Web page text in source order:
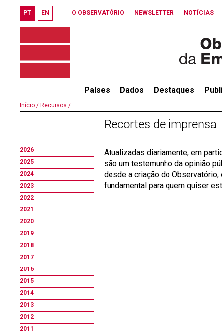
PT EN O OBSERVATÓRIO NEWSLETTER NOTÍCIAS
Países Dados Destaques
Início / Recursos /
Recortes de imprensa
2026
2025
2024
2023
2022
2021
2020
2019
2018
2017
2016
2015
2014
2013
2012
2011
Atualizadas diariamente, em
são um testemunho da opinião
desde a criação do
fundamental para quem quiser